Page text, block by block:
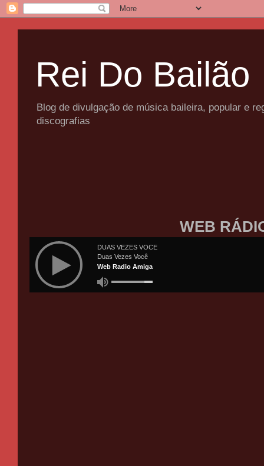
Rei Do Bailão
Blog de divulgação de música baileira, popular e
discografias
WEB